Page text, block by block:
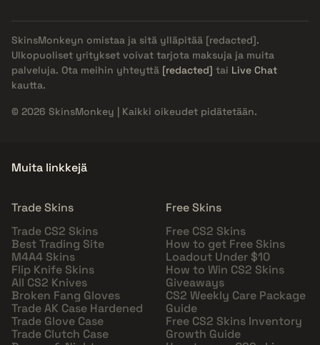
SkinsMonkeyn omistaa ja sitä ylläpitää [redacted].
Ulkopuoliset yritykset voivat tarjota maksuja ja muita
palveluja. Ota meihin yhteyttä [redacted] tai Live Chat
kautta.
© 2026 SkinsMonkey | Kaikki oikeudet pidätetään.
Muita linkkejä
Trade Skins
Trade CS2 Skins
Best Trading Site
M4A4 Skins
Flip Knife Skins
All CS2 Knives
Broken Fang Gloves
Trade AK Case Hardened
Trade Glove Case
Trade Clutch Case
Free Skins
Free CS2 Skins
How to get Free Skins
Loadout Under $10
How to Win CS2 Skins
Giveaways
CS2 Weekly Care Package
Guide
Free CS2 Skins Inventory
Growth Guide